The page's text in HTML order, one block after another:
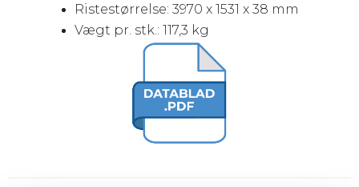
Ristestørrelse: 3970 x 1531 x 38 mm
Vægt pr. stk.: 117,3 kg